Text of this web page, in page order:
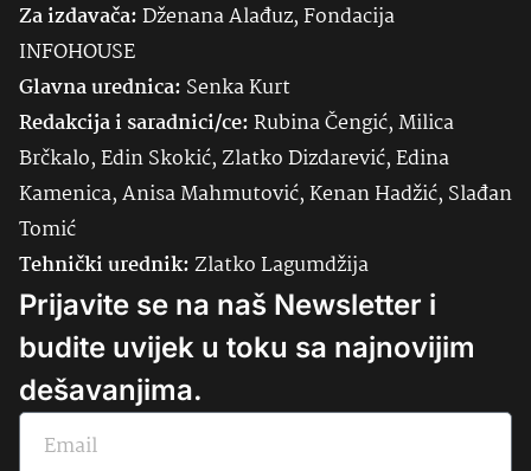
Za izdavača:Dženana Alađuz, Fondacija
INFOHOUSE
Glavna urednica: SenkaKurt
Redakcija i saradnici/ce:Rubina Čengić, Milica
Brčkalo, Edin Skokić, Zlatko Dizdarević, Edina
Kamenica, Anisa Mahmutović, Kenan Hadžić, Slađan
Tomić
Tehnički urednik:Zlatko Lagumdžija
Prijavite se na naš Newsletter i
budite uvijek u toku sa najnovijim
dešavanjima.